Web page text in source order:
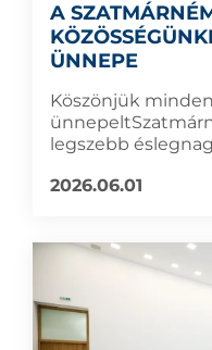
A
ÜNNEPE
Köszönjük
legszebb
2026.06.01